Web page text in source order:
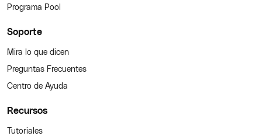
Programa Pool
Soporte
Mira lo que dicen
Preguntas Frecuentes
Centro de Ayuda
Recursos
Tutoriales